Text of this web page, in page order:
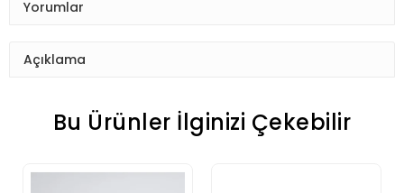
Yorumlar
Açıklama
Bu Ürünler İlginizi Çekebilir